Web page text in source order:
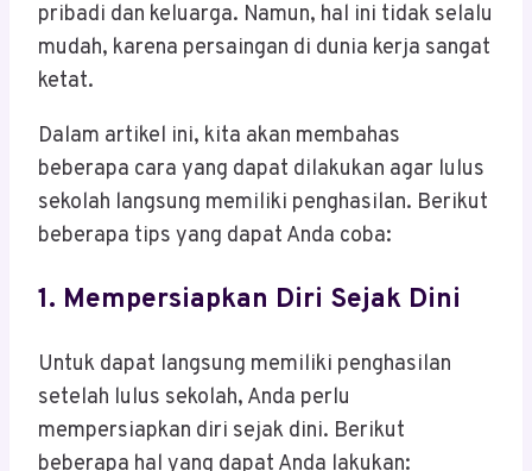
pribadi dan keluarga. Namun, hal ini tidak selalu
mudah, karena persaingan di dunia kerja sangat
ketat.
Dalam artikel ini, kita akan membahas
beberapa cara yang dapat dilakukan agar lulus
sekolah langsung memiliki penghasilan. Berikut
beberapa tips yang dapat Anda coba:
1. Mempersiapkan Diri Sejak Dini
Untuk dapat langsung memiliki penghasilan
setelah lulus sekolah, Anda perlu
mempersiapkan diri sejak dini. Berikut
beberapa hal yang dapat Anda lakukan: